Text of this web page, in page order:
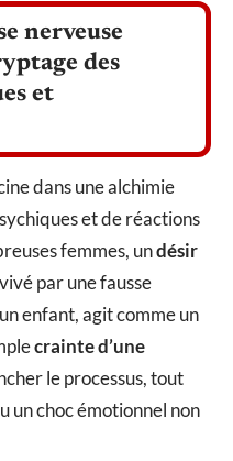
nerveuse
des
et
dans une alchimie
et de réactions
femmes, undésir
par une fausse
enfant, agit comme un
crainte d’une
le processus, tout
un choc émotionnel non